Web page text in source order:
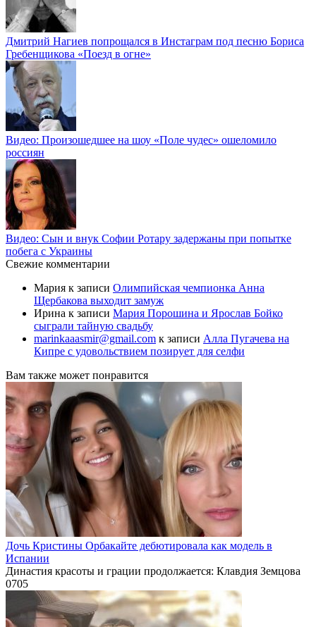
Дмитрий Нагиев попрощался в Инстаграм под песню Бориса
Гребенщикова «Поезд в огне»
Видео: Произошедшее на шоу «Поле чудес» ошеломило
россиян
Видео: Сын и внук Софии Ротару задержаны при попытке
побега с Украины
Свежие комментарии
Мария к записи Олимпийская чемпионка Анна
Щербакова выходит замуж
Ирина к записи Мария Порошина и Ярослав Бойко
сыграли тайную свадьбу
marinkaaasmir@gmail.com к записи Алла Пугачева на
Кипре с удовольствием позирует для селфи
Вам также может понравится
Дочь Кристины Орбакайте дебютировала как модель в
Испании
Династия красоты и грации продолжается: Клавдия Земцова
0705